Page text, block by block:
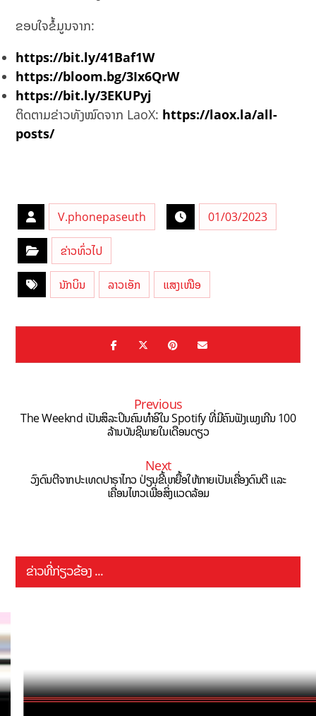
ຂອບໃຈຂໍ້ມູນຈາກ:
https://bit.ly/41Baf1W
https://bloom.bg/3Ix6QrW
https://bit.ly/3EKUPyj
ຕິດຕາມຂ່າວທັງໝົດຈາກ LaoX: https://laox.la/all-
posts/
V.phonepaseuth 01/03/2023
ຂ່າວທົ່ວໄປ
ນັກບິນ ລາວເອັກ ແສງເໜືອ
Previous
The Weeknd ເປັນສິລະປິນຄົນທຳອິໃນ Spotify ທີ່ມີຄົນຟັງເພງເກີນ 100
ລ້ານບັນຊີພາຍໃນເດືອນດຽວ
Next
ວົງດົນຕີຈາກປະເທດປາຣາໄກວ ປ່ຽນຂີ້ເຫຍື້ອໃຫ້ກາຍເປັນເຄື່ອງດົນຕີ ແລະ
ເຄື່ອນໄຫວເພື່ອສິ່ງແວດລ້ອມ
ຂ່າວທີ່ກ່ຽວຂ້ອງ ...